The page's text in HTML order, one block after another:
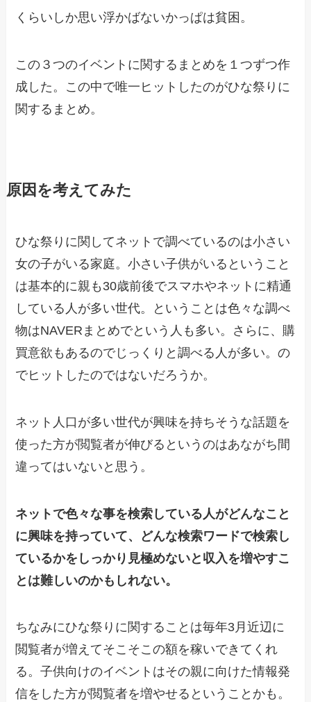
くらいしか思い浮かばないかっぱは貧困。
この３つのイベントに関するまとめを１つずつ作
成した。この中で唯一ヒットしたのがひな祭りに
関するまとめ。
原因を考えてみた
ひな祭りに関してネットで調べているのは小さい
女の子がいる家庭。小さい子供がいるということ
は基本的に親も30歳前後でスマホやネットに精通
している人が多い世代。ということは色々な調べ
物はNAVERまとめでという人も多い。さらに、購
買意欲もあるのでじっくりと調べる人が多い。の
でヒットしたのではないだろうか。
ネット人口が多い世代が興味を持ちそうな話題を
使った方が閲覧者が伸びるというのはあながち間
違ってはいないと思う。
ネットで色々な事を検索している人がどんなこと
に興味を持っていて、どんな検索ワードで検索し
ているかをしっかり見極めないと収入を増やすこ
とは難しいのかもしれない。
ちなみにひな祭りに関することは毎年3月近辺に
閲覧者が増えてそこそこの額を稼いできてくれ
る。子供向けのイベントはその親に向けた情報発
信をした方が閲覧者を増やせるということかも。